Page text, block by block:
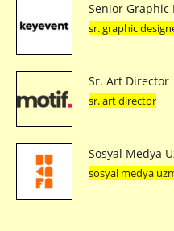
Senior Graphic
sr. graphic
Sr. Art Director
sr. art director
Sosyal Medya
sosyal medya